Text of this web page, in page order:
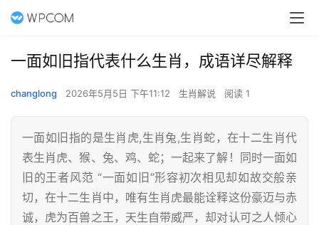
一面如旧指代表什么生肖，成语详尽解释
changlong 2026年5月5日 下午11:12 生肖解说 阅读 1
一面如旧指的是生肖虎,生肖兔,生肖蛇，在十二生肖代
表生肖虎、猴、兔、鸡、蛇；一起来了解！同时一面如
旧的王者风范 “一面如旧”形容初次相见却如故交般亲
切，在十二生肖中，唯有生肖虎最能诠释这份豪迈与赤
诚，虎为百兽之王，天生自带威严，却对认可之人倾心